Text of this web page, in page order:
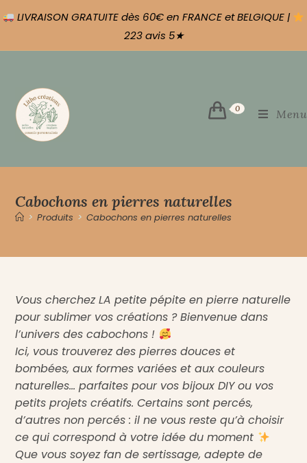
LIVRAISON GRATUITE dès 60€ en FRANCE et BELGIQUE |
223 avis 5★
0 Menu
Cabochons en pierres naturelles
> Produits > Cabochons en pierres naturelles
Vous cherchez LA petite pépite en pierre naturelle
pour sublimer vos créations ? Bienvenue dans
l’univers des cabochons !
Ici, vous trouverez des pierres douces et
bombées, aux formes variées et aux couleurs
naturelles… parfaites pour vos bijoux DIY ou vos
petits projets créatifs. Certains sont percés,
d’autres non percés : il ne vous reste qu’à choisir
ce qui correspond à votre idée du moment
Que vous soyez fan de sertissage, adepte de